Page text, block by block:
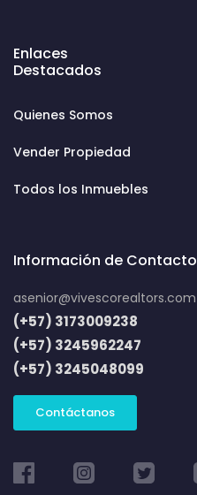
Enlaces
Destacados
Quienes Somos
Vender Propiedad
Todos los Inmuebles
Información de Contacto
asenior@vivescorealtors.com
(+57) 3173009238
(+57) 3245962247
(+57) 3245048099
Contáctanos